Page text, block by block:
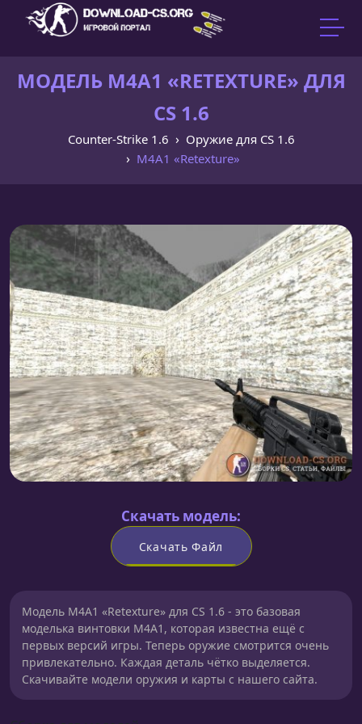
МОДЕЛЬ M4A1 «RETEXTURE» ДЛЯ
CS 1.6
Counter-Strike 1.6
Оружие для CS 1.6
M4A1 «Retexture»
Скачать модель:
Скачать Файл
Модель M4A1 «Retexture» для CS 1.6 - это базовая
моделька винтовки M4A1, которая известна ещё с
первых версий игры. Теперь оружие смотрится очень
привлекательно. Каждая деталь чётко выделяется.
Скачивайте модели оружия и карты с нашего сайта.